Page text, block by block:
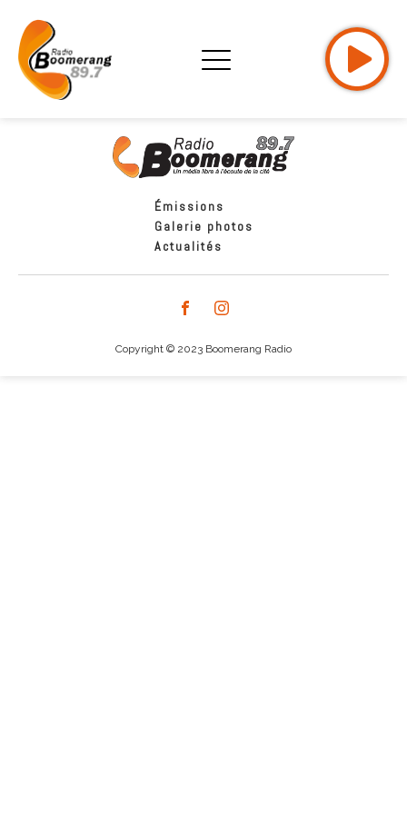
Émissions
Galerie photos
Actualités
Copyright © 2023 Boomerang Radio